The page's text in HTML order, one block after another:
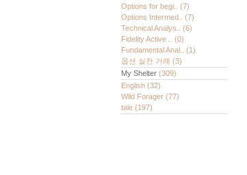
Options for begi.. (7)
Options Intermed.. (7)
Technical Analys.. (6)
Fidelity Active .. (0)
Fundamental Anal.. (1)
옵션 실전 거래 (3)
My Shelter (309)
English (32)
Wild Forager (77)
tale (197)